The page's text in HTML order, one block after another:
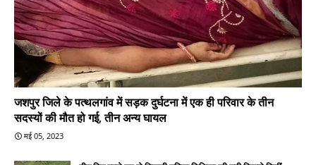
जशपुर जिले के पत्थलगांव में सड़क दुर्घटना में एक ही परिवार के तीन
सदस्यों की मौत हो गई, तीन अन्य घायल
मई 05, 2023